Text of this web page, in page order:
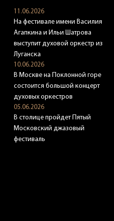
11.06.2026
На фестивале имени Василия
Агапкина и Ильи Шатрова
выступит духовой оркестр из
Луганска
10.06.2026
В Москве на Поклонной горе
состоится большой концерт
духовых оркестров
05.06.2026
В столице пройдет Пятый
Московский джазовый
фестиваль